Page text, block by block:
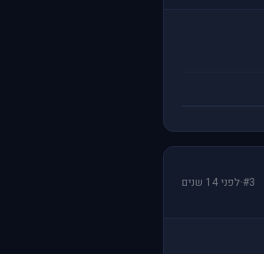
#3
·לפני 14 שנים